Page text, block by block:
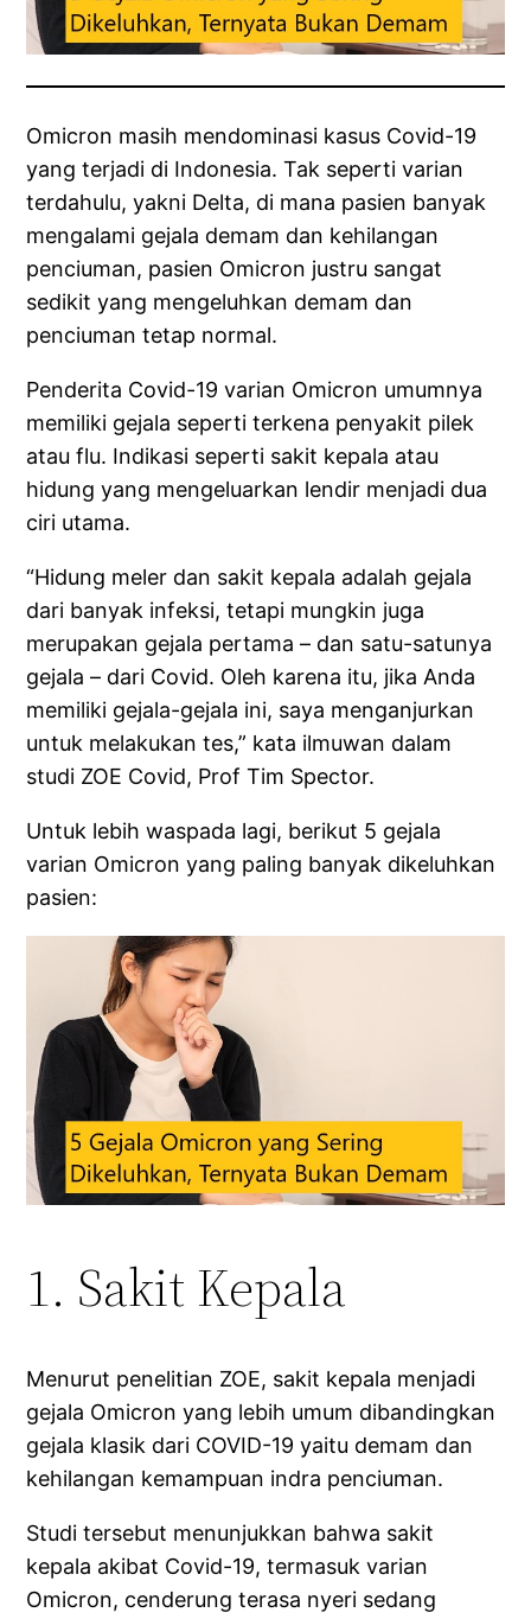
Omicron masih mendominasi kasus Covid-19
yang terjadi di Indonesia. Tak seperti varian
terdahulu, yakni Delta, di mana pasien banyak
mengalami gejala demam dan kehilangan
penciuman, pasien Omicron justru sangat
sedikit yang mengeluhkan demam dan
penciuman tetap normal.
Penderita Covid-19 varian Omicron umumnya
memiliki gejala seperti terkena penyakit pilek
atau flu. Indikasi seperti sakit kepala atau
hidung yang mengeluarkan lendir menjadi dua
ciri utama.
“Hidung meler dan sakit kepala adalah gejala
dari banyak infeksi, tetapi mungkin juga
merupakan gejala pertama – dan satu-satunya
gejala – dari Covid. Oleh karena itu, jika Anda
memiliki gejala-gejala ini, saya menganjurkan
untuk melakukan tes,” kata ilmuwan dalam
studi ZOE Covid, Prof Tim Spector.
Untuk lebih waspada lagi, berikut 5 gejala
varian Omicron yang paling banyak dikeluhkan
pasien:
1. Sakit Kepala
Menurut penelitian ZOE, sakit kepala menjadi
gejala Omicron yang lebih umum dibandingkan
gejala klasik dari COVID-19 yaitu demam dan
kehilangan kemampuan indra penciuman.
Studi tersebut menunjukkan bahwa sakit
kepala akibat Covid-19, termasuk varian
Omicron, cenderung terasa nyeri sedang